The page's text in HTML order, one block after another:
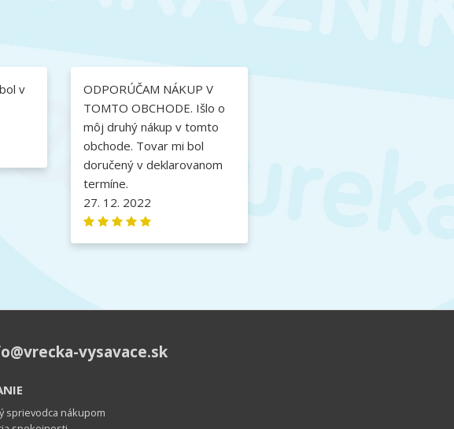
v
ODPORÚČAM NÁKUP V
TOMTO OBCHODE. Išlo o
môj druhý nákup v tomto
obchode. Tovar mi bol
doručený v deklarovanom
termíne.
27. 12. 2022
vysavace.sk
sprievodca nákupom